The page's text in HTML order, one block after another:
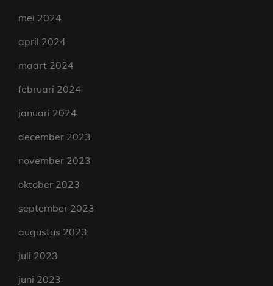
mei 2024
april 2024
maart 2024
februari 2024
januari 2024
december 2023
november 2023
oktober 2023
september 2023
augustus 2023
juli 2023
juni 2023